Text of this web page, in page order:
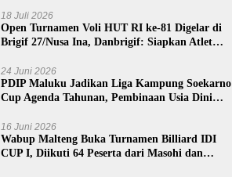
18 Juli 2026
Open Turnamen Voli HUT RI ke-81 Digelar di
Brigif 27/Nusa Ina, Danbrigif: Siapkan Atlet
24 Juni 2026
PDIP Maluku Jadikan Liga Kampung Soekarno
Cup Agenda Tahunan, Pembinaan Usia Dini
16 Juni 2026
Wabup Malteng Buka Turnamen Billiard IDI
CUP I, Diikuti 64 Peserta dari Masohi dan